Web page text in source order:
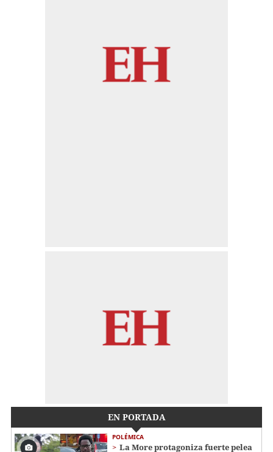
EN PORTADA
POLÉMICA
La More protagoniza fuerte pelea